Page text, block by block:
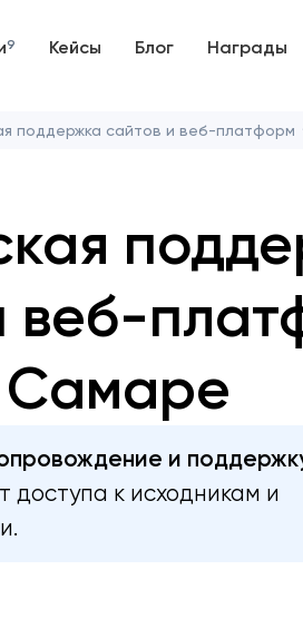
9 Кейсы Блог Награды
поддержка сайтов и веб-платформ
веб-
Самаре
и
доступа к исходникам и